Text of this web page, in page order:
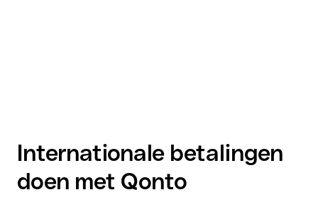
Internationale betalingen
doen met Qonto